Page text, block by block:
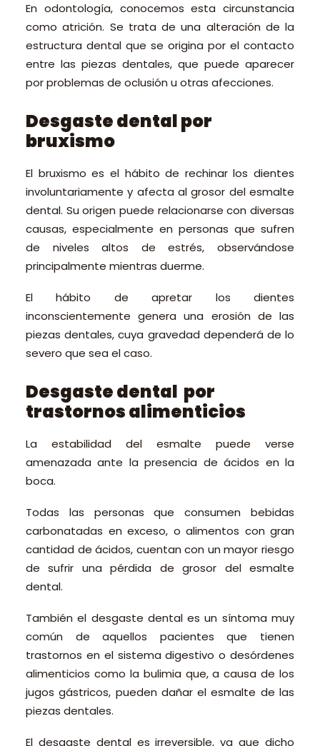
En odontología, conocemos esta circunstancia
como atrición. Se trata de una alteración de la
estructura dental que se origina por el contacto
entre las piezas dentales, que puede aparecer
por problemas de oclusión u otras afecciones.
Desgaste dental por
bruxismo
El bruxismo es el hábito de rechinar los dientes
involuntariamente y afecta al grosor del esmalte
dental. Su origen puede relacionarse con diversas
causas, especialmente en personas que sufren
de niveles altos de estrés, observándose
principalmente mientras duerme.
El hábito de apretar los dientes
inconscientemente genera una erosión de las
piezas dentales, cuya gravedad dependerá de lo
severo que sea el caso.
Desgaste dental por
trastornos alimenticios
La estabilidad del esmalte puede verse
amenazada ante la presencia de ácidos en la
boca.
Todas las personas que consumen bebidas
carbonatadas en exceso, o alimentos con gran
cantidad de ácidos, cuentan con un mayor riesgo
de sufrir una pérdida de grosor del esmalte
dental.
También el desgaste dental es un síntoma muy
común de aquellos pacientes que tienen
trastornos en el sistema digestivo o desórdenes
alimenticios como la bulimia que, a causa de los
jugos gástricos, pueden dañar el esmalte de las
piezas dentales.
El desgaste dental es irreversible, ya que dicho